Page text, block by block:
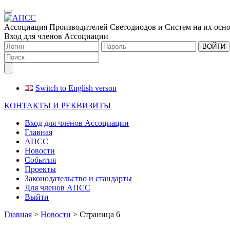
Меню
Ассоциация Производителей Светодиодов и Систем на их
Вход для членов Ассоциации
ВОЙТИ
Switch to English verson
КОНТАКТЫ И РЕКВИЗИТЫ
Вход для членов Ассоциации
Главная
АПСС
Новости
События
Проекты
Законодательство и стандарты
Для членов АПСС
Выйти
Главная > Новости > Страница 6